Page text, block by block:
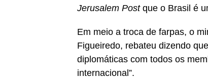
Jerusalem Postque o Brasil é
Em meio a troca de farpas, o
Figueiredo, rebateu dizendo
diplomáticas com todos os
internacional”.